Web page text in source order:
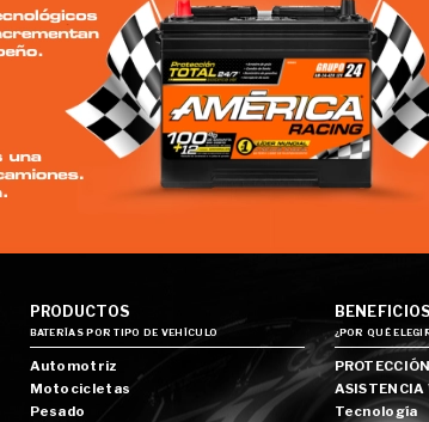
PRODUCTOS
BATERÍAS POR TIPO DE VEHÍCULO
Automotriz
Motocicletas
Pesado
BENEFICIOS
¿POR QUÉ
ASISTENCIA
Tecnología